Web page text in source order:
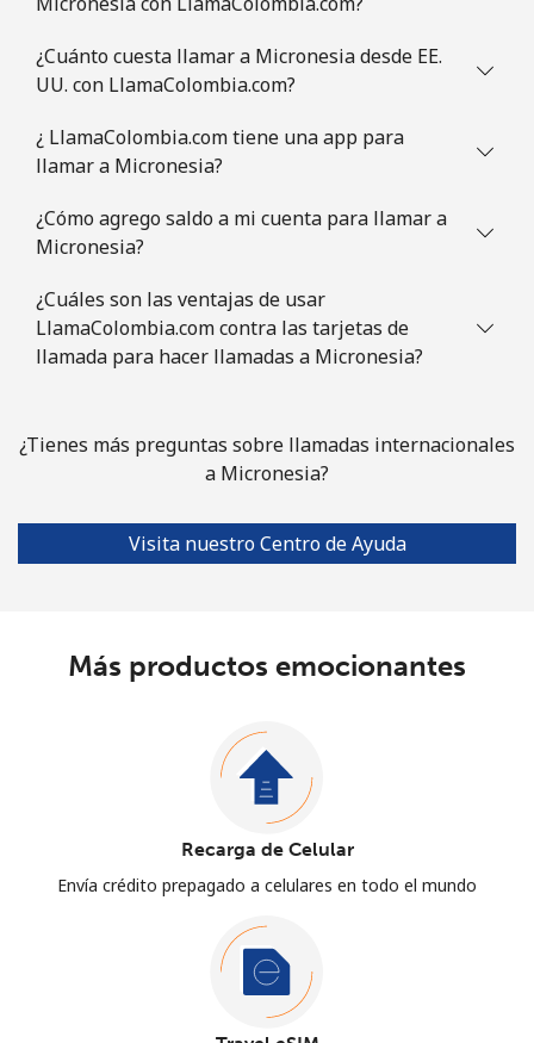
¿Cuánto cuesta llamar a Micronesia desde EE.
UU. con LlamaColombia.com?
¿ LlamaColombia.com tiene una app para
llamar a Micronesia?
¿Cómo agrego saldo a mi cuenta para llamar a
Micronesia?
¿Cuáles son las ventajas de usar
LlamaColombia.com contra las tarjetas de
llamada para hacer llamadas a Micronesia?
¿Tienes más preguntas sobre llamadas internacionales
a Micronesia?
Visita nuestro Centro de Ayuda
Más productos emocionantes
Recarga de Celular
Envía crédito prepagado a celulares en todo el mundo